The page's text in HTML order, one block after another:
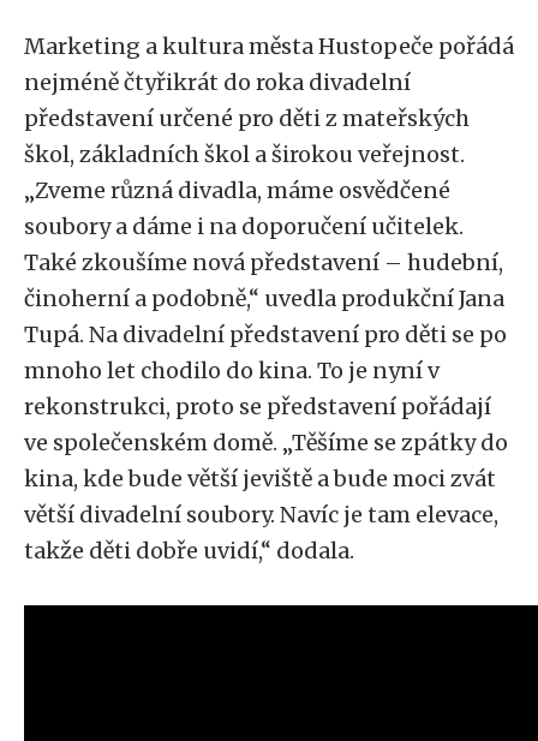
Marketing a kultura města Hustopeče pořádá
nejméně čtyřikrát do roka divadelní
představení určené pro děti z mateřských
škol, základních škol a širokou veřejnost.
„Zveme různá divadla, máme osvědčené
soubory a dáme i na doporučení učitelek.
Také zkoušíme nová představení – hudební,
činoherní a podobně,“ uvedla produkční Jana
Tupá. Na divadelní představení pro děti se po
mnoho let chodilo do kina. To je nyní v
rekonstrukci, proto se představení pořádají
ve společenském domě. „Těšíme se zpátky do
kina, kde bude větší jeviště a bude moci zvát
větší divadelní soubory. Navíc je tam elevace,
takže děti dobře uvidí,“ dodala.